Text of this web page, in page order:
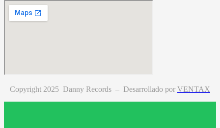
Copyright 2025 Danny Records – Desarrollado por VENTAX